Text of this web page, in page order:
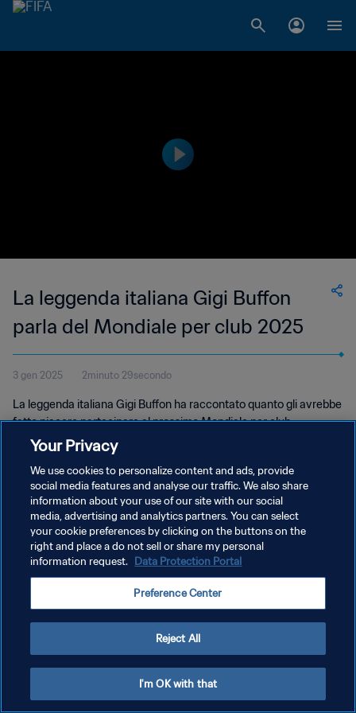
La leggenda italiana Gigi Buffon
parla del Mondiale per club 2025
3 gen 2025 2minuto 29secondo
La leggenda italiana Gigi Buffon ha raccontato quanto gli avrebbe
fatto piacere partecipare al prossimo Mondiale per club.
PRIVACY POLICY
TERMINI DI SERVIZIO
GESTISCI LE TUE PREFERENZE PER I COOKIES
Your Privacy
We use cookies to personalize content and ads, provide
social media features and analyse our traffic. We also share
information about your use of our site with our social
media, advertising and analytics partners. You can select
your cookie preferences by clicking on the buttons on the
right and place a do not sell or share my personal
information request. Data Protection Portal
Preference Center
Reject All
I'm OK with that